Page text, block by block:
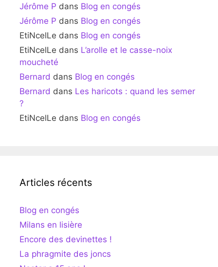
Jérôme P dans Blog en congés
Jérôme P dans Blog en congés
EtiNcelLe dans Blog en congés
EtiNcelLe dans L’arolle et le casse-noix
moucheté
Bernard dans Blog en congés
Bernard dans Les haricots : quand les semer
?
EtiNcelLe dans Blog en congés
Articles récents
Blog en congés
Milans en lisière
Encore des devinettes !
La phragmite des joncs